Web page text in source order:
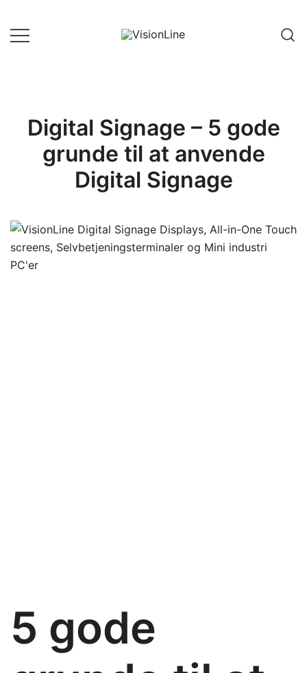
content
Digital Signage – 5 gode
grunde til at anvende
Digital Signage
5 gode